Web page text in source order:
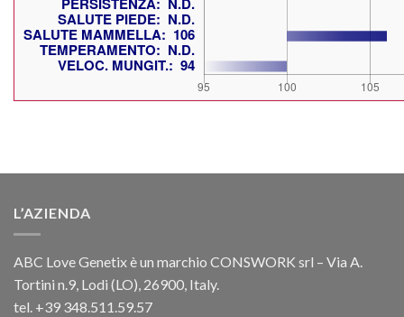
L’AZIENDA
ABC Love Genetix è un marchio CONSWORK srl – Via A.
Tortini n.9, Lodi (LO), 26900, Italy.
tel. +39 348.511.59.57